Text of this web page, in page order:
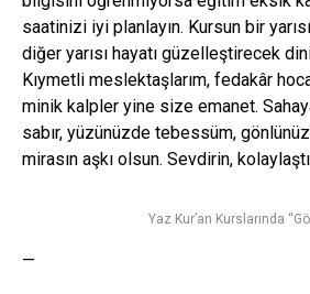
saatinizi iyi planlayın. Kursun bir
diğer yarısı hayatı güzelleştirecek
Kıymetli meslektaşlarım, fedakâr
minik kalpler yine size emanet.
sabır, yüzünüzde tebessüm,
mirasın aşkı olsun. Sevdirin,
Yaz Kur’an Kurslarında
—